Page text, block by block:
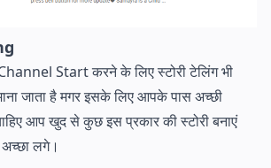
Start करने के लिए स्टोरी टेलिंग भी
जाता है मगर इसके लिए आपके पास अच्छी
आप खुद से कुछ इस प्रकार की स्टोरी बनाएं
लगे।